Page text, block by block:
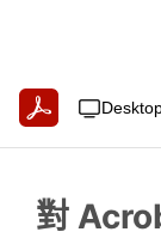
對